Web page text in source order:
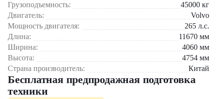
Области применения:
Высокостеклажные распределительные центры
Фармацевтические склады
Пищевые логистические комплексы
Промышленные предприятия
Торговые сети и дистрибуция
Компания "ЦТО" – официальный дилер Hangcha – предлагает:
Новые ричстакеры Hangcha RS4531CH-XRW86 с гарантией
Грузоподъемность:
45000 кг
Двигатель:
Volvo
Мощность двигателя:
265 л.с.
Длина:
11670 мм
Ширина:
4060 мм
Высота:
4754 мм
Страна производитель:
Китай
Бесплатная предпродажная подготовка
техники